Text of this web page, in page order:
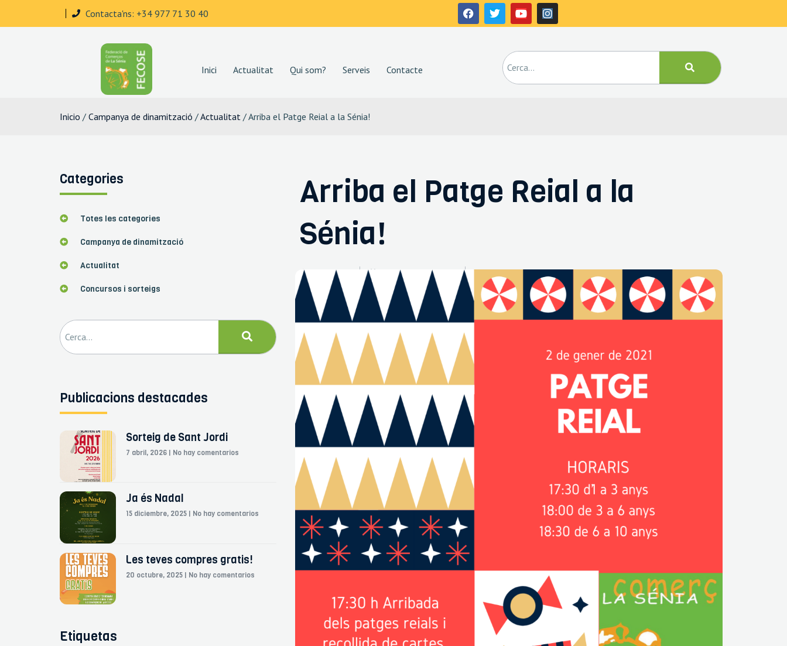
Contacta'ns: +34 977 71 30 40
Inici Actualitat Qui som? Serveis Contacte
Inicio / Campanya de dinamització /Actualitat / Arriba el Patge Reial a la Sénia!
Categories
Totes les categories
Campanya de dinamització
Actualitat
Concursos i sorteigs
Publicacions destacades
Sorteig de Sant Jordi
7 abril, 2026 No hay comentarios
Ja és Nadal
15 diciembre, 2025 No hay comentarios
Les teves compres gratis!
20 octubre, 2025 No hay comentarios
Etiquetas
Arriba el Patge Reial a la
Sénia!
Pymeralia diciembre 30, 2020 11:11 am